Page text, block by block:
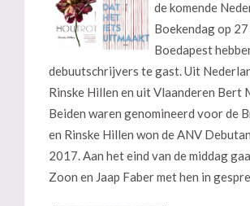
de komende
Boekendag op
Boedapest
debuutschrijvers te gast. Uit
Rinske Hillen en uit Vlaanderen Bert
Beiden waren genomineerd voor de
en Rinske Hillen won de ANV
2017. Aan het eind van de middag
Zoon en Jaap Faber met hen in